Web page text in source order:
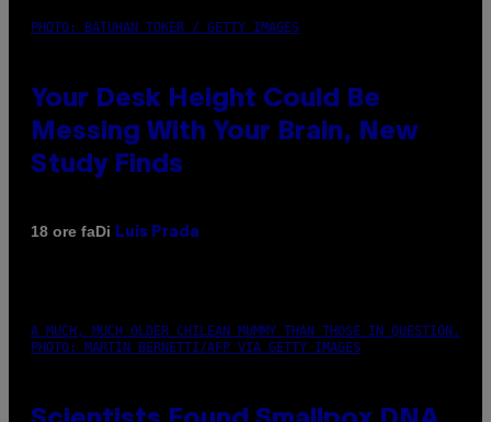
PHOTO: BATUHAN TOKER / GETTY IMAGES
Your Desk Height Could Be
Messing With Your Brain, New
Study Finds
18 ore faDi Luis Prada
A MUCH, MUCH OLDER CHILEAN MUMMY THAN THOSE IN QUESTION.
PHOTO: MARTIN BERNETTI/AFP VIA GETTY IMAGES